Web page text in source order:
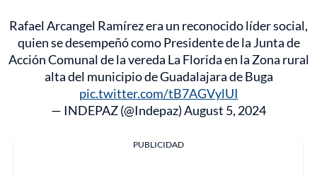
Rafael Arcangel Ramírez era un reconocido líder social,
quien se desempeñó como Presidente de la Junta de
Acción Comunal de la vereda La Florida en la Zona rural
alta del municipio de Guadalajara de Buga
pic.twitter.com/tB7AGVylUI
— INDEPAZ (@Indepaz)August 5, 2024
PUBLICIDAD